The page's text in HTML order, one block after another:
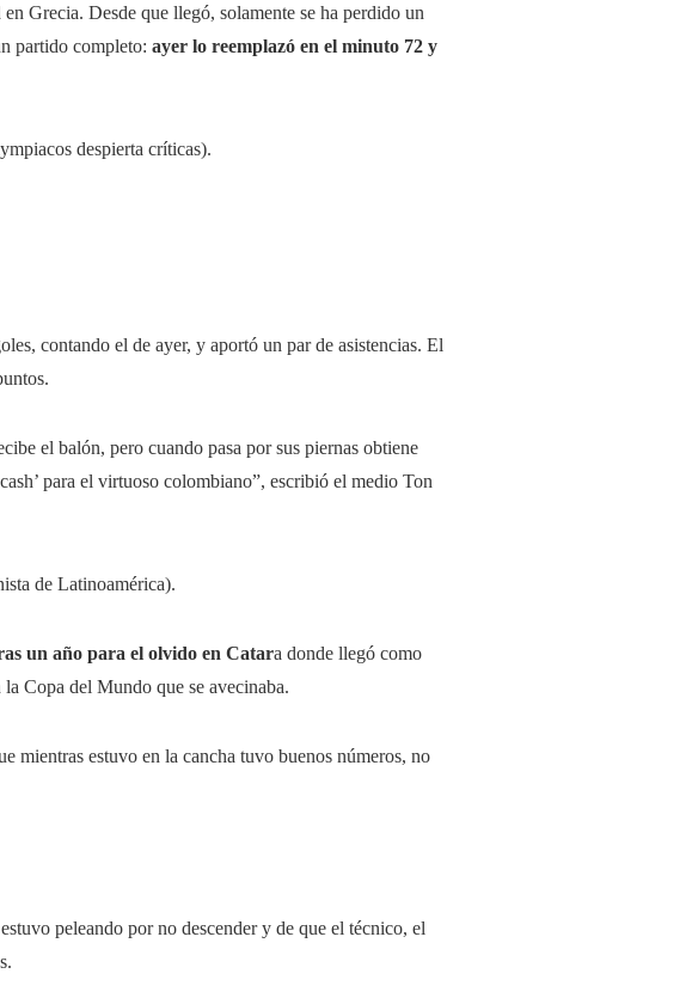
Grecia. Desde que llegó, solamente se ha perdido un
partido completo: ayer lo reemplazó en el minuto 72 y
despierta críticas).
contando el de ayer, y aportó un par de asistencias. El
el balón, pero cuando pasa por sus piernas obtiene
para el virtuoso colombiano”, escribió el medio Ton
de Latinoamérica).
un año para el olvido en Catara donde llegó como
Copa del Mundo que se avecinaba.
mientras estuvo en la cancha tuvo buenos números, no
peleando por no descender y de que el técnico, el